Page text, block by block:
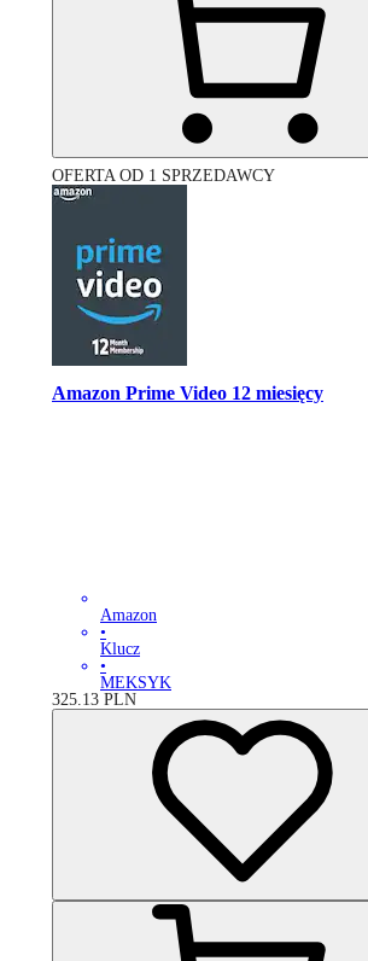
OFERTA OD 1 SPRZEDAWCY
Amazon Prime Video 12 miesięcy
Amazon
•
Klucz
•
MEKSYK
325.13 PLN